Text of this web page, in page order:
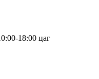
18:00 цаг